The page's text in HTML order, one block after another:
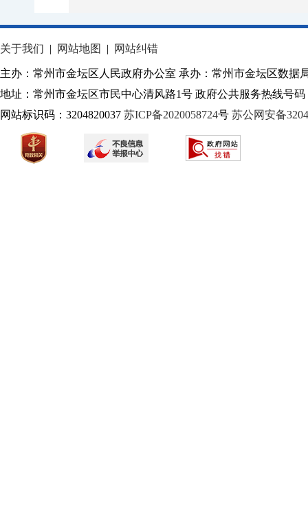
关于我们 | 网站地图 | 网站纠错
主办：常州市金坛区人民政府办公室 承办：常州市金坛区数据
地址：常州市金坛区市民中心清风路1号 政府公共服务热线号码
网站标识码：3204820037 苏ICP备2020058724号 苏公网安备